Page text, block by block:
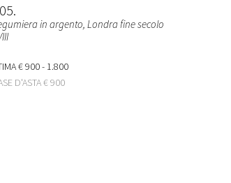
in argento, Londra fine secolo
€ 900 - 1.800
D'ASTA€ 900